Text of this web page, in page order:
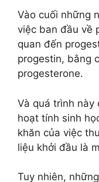
Vào cuối những
việc ban đầu về
quan đến
progestin, bằng
progesterone.
Và quá trình này
hoạt tính sinh
khăn của việc
liệu khởi đầu là
Tuy nhiên,